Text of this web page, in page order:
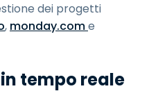
dei progetti
, monday.come
tempo reale